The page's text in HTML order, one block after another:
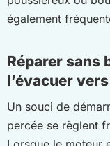
également
Réparer sans
l’évacuer
Un souci de
percée se règlent